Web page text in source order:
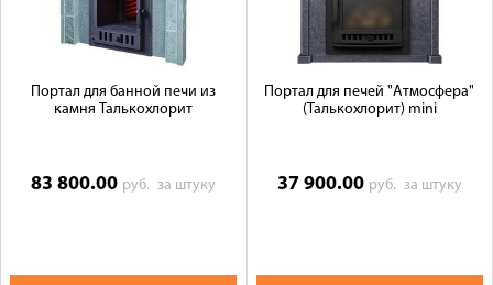
Портал для банной печи из
камня Талькохлорит
83 800.00 руб.за штуку
Портал для печей "Атмосфера"
(Талькохлорит) mini
37 900.00 руб. за штуку